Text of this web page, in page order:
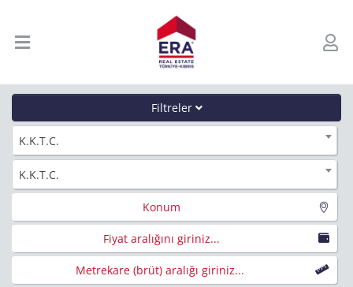
Filtreler
K.K.T.C.
K.K.T.C.
Konum
Fiyat aralığını giriniz...
Metrekare (brüt) aralığı giriniz...